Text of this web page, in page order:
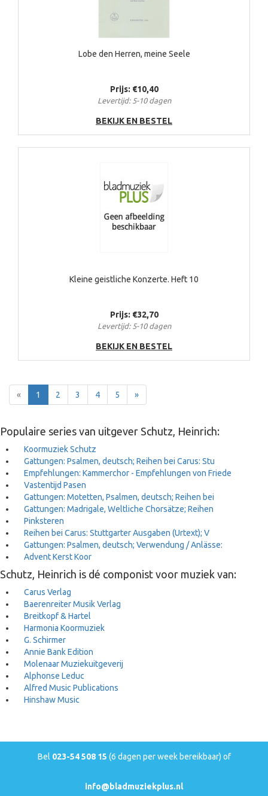
Lobe den Herren, meine Seele
Prijs: €10,40
Levertijd: 5-10 dagen
BEKIJK EN BESTEL
Kleine geistliche Konzerte. Heft 10
Prijs: €32,70
Levertijd: 5-10 dagen
BEKIJK EN BESTEL
« Terug1 2 3 4 5 »Voor
Populaire series van uitgever Schutz, Heinrich:
Koormuziek Schutz
Gattungen: Psalmen, deutsch; Reihen bei Carus: Stu
Empfehlungen: Kammerchor - Empfehlungen von Friede
Vastentijd Pasen
Gattungen: Motetten, Psalmen, deutsch; Reihen bei
Gattungen: Madrigale, Weltliche Chorsätze; Reihen
Pinksteren
Reihen bei Carus: Stuttgarter Ausgaben (Urtext); V
Gattungen: Psalmen, deutsch; Verwendung / Anlässe:
Advent Kerst Koor
Schutz, Heinrich is dé componist voor muziek van:
Carus Verlag
Baerenreiter Musik Verlag
Breitkopf & Hartel
Harmonia Koormuziek
G. Schirmer
Annie Bank Edition
Molenaar Muziekuitgeverij
Alphonse Leduc
Alfred Music Publications
Hinshaw Music
Bel 023-54 508 15 (6 dagen per week bereikbaar) of
info@bladmuziekplus.nl